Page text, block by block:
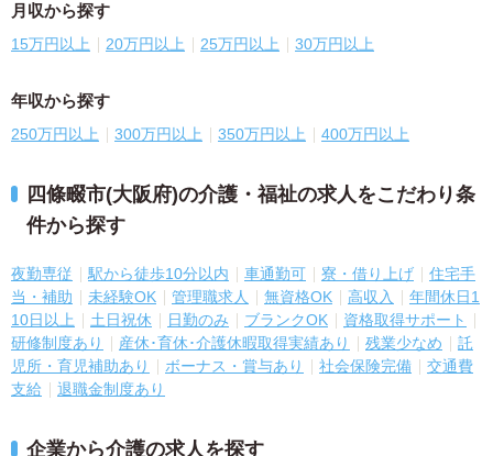
月収から探す
15万円以上 20万円以上 25万円以上 30万円以上
年収から探す
250万円以上 300万円以上 350万円以上 400万円以上
四條畷市(大阪府)の介護・福祉の求人をこだわり条
件から探す
夜勤専従 駅から徒歩10分以内 車通勤可 寮・借り上げ
住宅手
当・補助
未経験OK 管理職求人 無資格OK 高収入
年間休日1
10日以上
土日祝休 日勤のみ ブランクOK
資格取得サポート
研修制度あり
産休･育休･介護休暇取得実績あり 残業少なめ
託
児所・育児補助あり
ボーナス・賞与あり 社会保険完備
交通費
支給
退職金制度あり
企業から介護の求人を探す